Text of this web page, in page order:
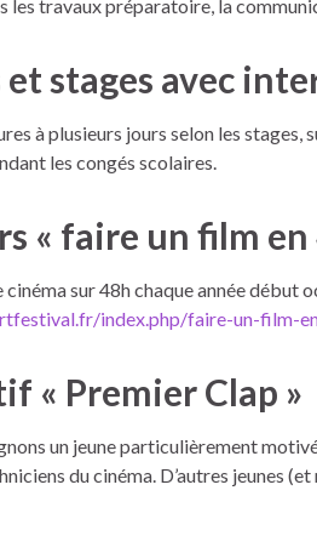
les travaux préparatoire, la
stages avec
à plusieurs jours selon les
les congés scolaires.
« faire un film en
cinéma sur 48h chaque année début
index.php/faire-un-film-
« Premier Clap »
un jeune particulièrement
du cinéma. D’autres jeunes